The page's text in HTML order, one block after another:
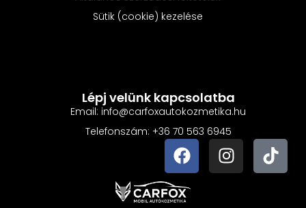
Sütik (cookie) kezelése
Lépj velünk kapcsolatba
Email: info@carfoxautokozmetika.hu
Telefonszám: +36 70 563 6945